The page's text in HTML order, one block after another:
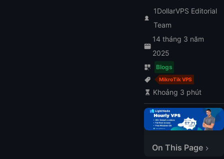
1DollarVPS Editorial
Team
14 tháng 3 năm
2025
Blogs
MikroTik VPS
Khoảng 3 phút
On This Page